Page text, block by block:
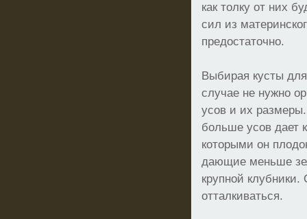
как толку от них
сил из
предостаточно.
Выбирая кусты
случае не нужно
усов и их
больше усов дает
которыми он
дающие меньше
крупной клубники.
отталкиваться.